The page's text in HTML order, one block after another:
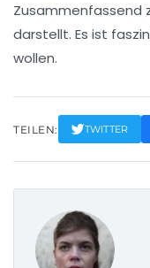
Zusammenfassend
darstellt. Es ist
wollen.
TEILEN: TWITTER